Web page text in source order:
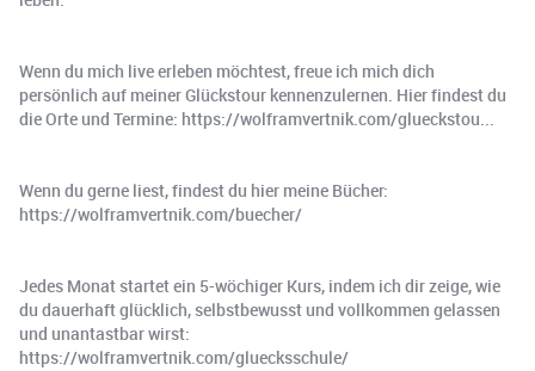
Wenn du mich live erleben möchtest, freue ich mich dich
persönlich auf meiner Glückstour kennenzulernen. Hier findest du
die Orte und Termine: https://wolframvertnik.com/glueckstou...
Wenn du gerne liest, findest du hier meine Bücher:
https://wolframvertnik.com/buecher/
Jedes Monat startet ein 5-wöchiger Kurs, indem ich dir zeige, wie
du dauerhaft glücklich, selbstbewusst und vollkommen gelassen
und unantastbar wirst:
https://wolframvertnik.com/gluecksschule/